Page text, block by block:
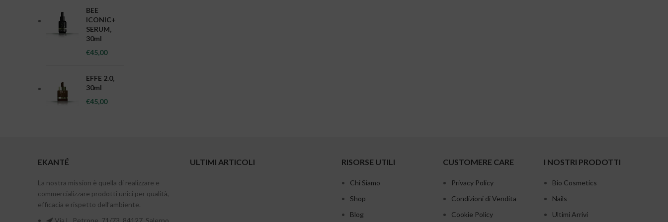
BEE
ICONIC+
SERUM,
30ml
€45,00
EFFE 2.0,
30ml
€45,00
EKANTÉ
La nostra mission è quella di realizzare e
commercializzare prodotti unici per qualità,
efficacia e rispetto dell’ambiente.
Via L. Petrone, 71/73, 84127, Salerno
ULTIMI ARTICOLI RISORSE UTILI
Chi Siamo
Shop
Blog
CUSTOMERE CARE
Privacy Policy
Condizioni di Vendita
Cookie Policy
I NOSTRI PRODOTTI
Bio Cosmetics
Nails
Ultimi Arrivi